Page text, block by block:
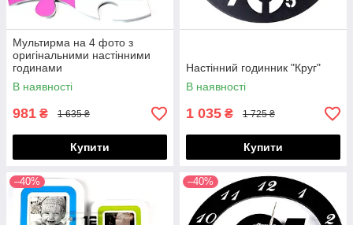
Мультирма на 4 фото з
оригінальними настінними
годинами
В наявності
981 ₴ 1 635 ₴
Купити
Настінний годинник "Круг"
В наявності
1 035 ₴ 1 725 ₴
Купити
–40% –40%